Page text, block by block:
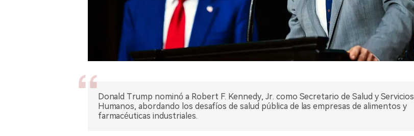
Donald Trump nominó a Robert F. Kennedy, Jr. como Secretario de Salud y Servicios
Humanos, abordando los desafíos de salud pública de las empresas de alimentos y
farmacéuticas industriales.